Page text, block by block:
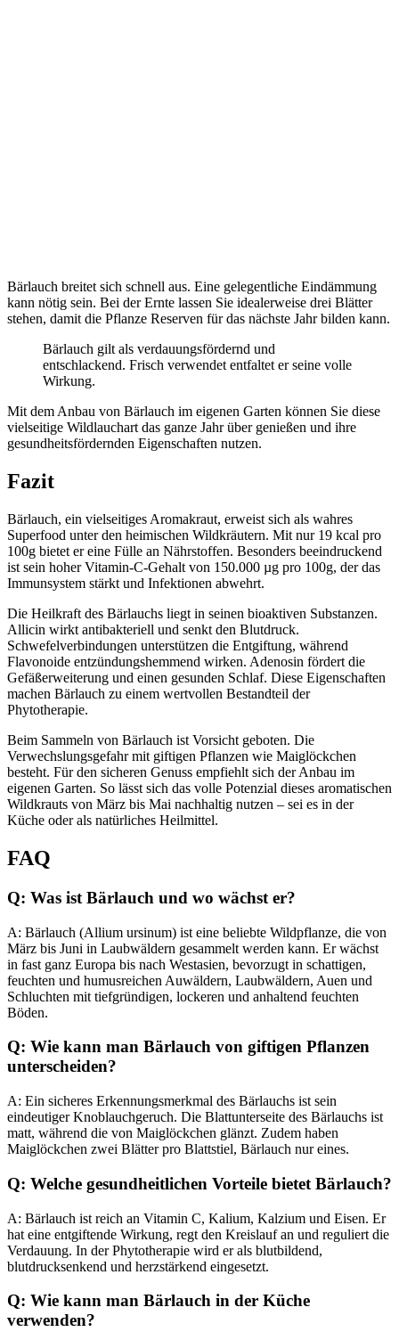
Bärlauch breitet sich schnell aus. Eine gelegentliche Eindämmung
kann nötig sein. Bei der Ernte lassen Sie idealerweise drei Blätter
stehen, damit die Pflanze Reserven für das nächste Jahr bilden kann.
Bärlauch gilt als verdauungsfördernd und
entschlackend. Frisch verwendet entfaltet er seine volle
Wirkung.
Mit dem Anbau von Bärlauch im eigenen Garten können Sie diese
vielseitige Wildlauchart das ganze Jahr über genießen und ihre
gesundheitsfördernden Eigenschaften nutzen.
Fazit
Bärlauch, ein vielseitiges Aromakraut, erweist sich als wahres
Superfood unter den heimischen Wildkräutern. Mit nur 19 kcal pro
100g bietet er eine Fülle an Nährstoffen. Besonders beeindruckend
ist sein hoher Vitamin-C-Gehalt von 150.000 µg pro 100g, der das
Immunsystem stärkt und Infektionen abwehrt.
Die Heilkraft des Bärlauchs liegt in seinen bioaktiven Substanzen.
Allicin wirkt antibakteriell und senkt den Blutdruck.
Schwefelverbindungen unterstützen die Entgiftung, während
Flavonoide entzündungshemmend wirken. Adenosin fördert die
Gefäßerweiterung und einen gesunden Schlaf. Diese Eigenschaften
machen Bärlauch zu einem wertvollen Bestandteil der
Phytotherapie.
Beim Sammeln von Bärlauch ist Vorsicht geboten. Die
Verwechslungsgefahr mit giftigen Pflanzen wie Maiglöckchen
besteht. Für den sicheren Genuss empfiehlt sich der Anbau im
eigenen Garten. So lässt sich das volle Potenzial dieses aromatischen
Wildkrauts von März bis Mai nachhaltig nutzen – sei es in der
Küche oder als natürliches Heilmittel.
FAQ
Q: Was ist Bärlauch und wo wächst er?
A: Bärlauch (Allium ursinum) ist eine beliebte Wildpflanze, die von
März bis Juni in Laubwäldern gesammelt werden kann. Er wächst
in fast ganz Europa bis nach Westasien, bevorzugt in schattigen,
feuchten und humusreichen Auwäldern, Laubwäldern, Auen und
Schluchten mit tiefgründigen, lockeren und anhaltend feuchten
Böden.
Q: Wie kann man Bärlauch von giftigen Pflanzen
unterscheiden?
A: Ein sicheres Erkennungsmerkmal des Bärlauchs ist sein
eindeutiger Knoblauchgeruch. Die Blattunterseite des Bärlauchs ist
matt, während die von Maiglöckchen glänzt. Zudem haben
Maiglöckchen zwei Blätter pro Blattstiel, Bärlauch nur eines.
Q: Welche gesundheitlichen Vorteile bietet Bärlauch?
A: Bärlauch ist reich an Vitamin C, Kalium, Kalzium und Eisen. Er
hat eine entgiftende Wirkung, regt den Kreislauf an und reguliert die
Verdauung. In der Phytotherapie wird er als blutbildend,
blutdrucksenkend und herzstärkend eingesetzt.
Q: Wie kann man Bärlauch in der Küche
verwenden?